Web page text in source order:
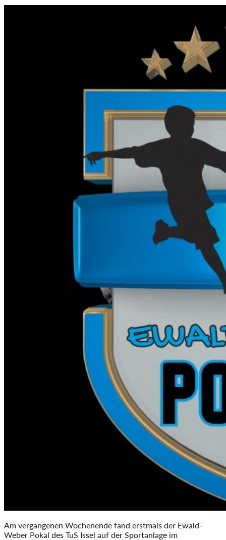
Am vergangenen Wochenende fand erstmals der Ewald-
Weber Pokal des TuS Issel auf der Sportanlage im